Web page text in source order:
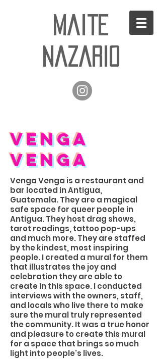
Maite
Nazario
VENGA
VENGA
Venga Venga is a restaurant and
bar located in Antigua,
Guatemala. They are a magical
safe space for queer people in
Antigua. They host drag shows,
tarot readings, tattoo pop-ups
and much more. They are staffed
by the kindest, most inspiring
people. I created a mural for them
that illustrates the joy and
celebration they are able to
create in this space. I conducted
interviews with the owners, staff,
and locals who live there to make
sure the mural truly represented
the community. It was a true honor
and pleasure to create this mural
for a space that brings so much
light into people's lives.